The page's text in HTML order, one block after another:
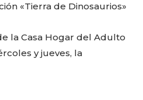
p
y
Li
ai
l
e
g
ra
m
p
a
«Tierra de Dinosaurios»
la Casa Hogar del Adulto
y jueves, la